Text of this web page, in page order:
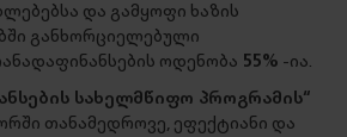
და გამყოფი ხაზის
განხორციელებული
ოდენობა 55% -ია.
სახელმწიფო პროგრამის“
თანამედროვე, ეფექტიანი და